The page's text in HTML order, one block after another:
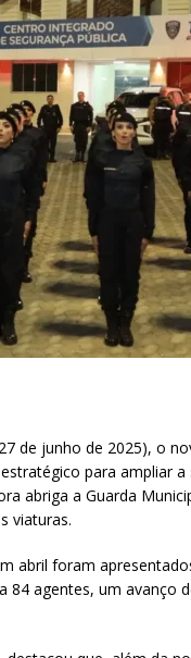
de junho de 2025), o
para ampliar
abriga a Guarda
viaturas.
abril foram
84 agentes, um avanço